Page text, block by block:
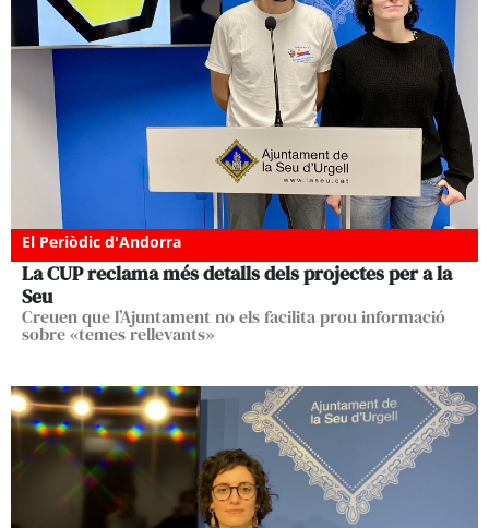
El Periòdic d'Andorra
La CUP reclama més detalls dels projectes per a la
Seu
Creuen que l’Ajuntament no els facilita prou informació
sobre «temes rellevants»